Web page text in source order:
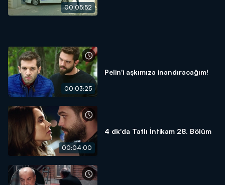
00:05:52
00:03:25
Pelin'i aşkımıza inandıracağım!
00:04:00
4 dk'da Tatlı İntikam 28. Bölüm